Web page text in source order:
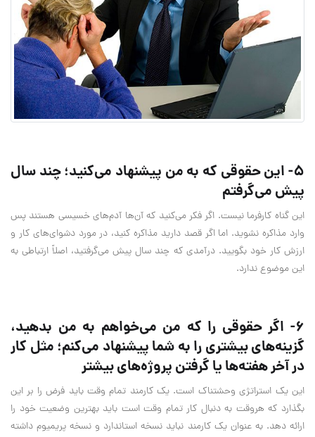
5- این حقوقی که به من پیشنهاد می‌کنید؛ چند سال
پیش می‌گرفتم
این گناه کارفرما نیست. اگر فکر می‌کنید که آن‌ها آدم‌های خسیسی هستند پس
وارد مذاکره نشوید. اما اگر قصد دارید مذاکره کنید، در مورد دشوای‌های کار و
ارزش کار خود بگویید. درآمدی که چند سال پیش می‌گرفتید، اصلاً ارتباطی به
این موضوع ندارد.
6- اگر حقوقی را که من می‌خواهم به من بدهید،
گزینه‌های بیشتری را به شما پیشنهاد می‌کنم؛ مثل کار
در آخر هفته‌ها یا گرفتن پروژه‌های بیشتر
این یک استراتژی وحشتناک است. یک کارمند تمام وقت باید فرض را بر این
بگذارد که هروقت به دنبال کار تمام وقت است باید بهترین وضعیت خود را
ارائه دهد. به عنوان یک کارمند نباید نسخه استاندارد و نسخه پریمیوم داشته